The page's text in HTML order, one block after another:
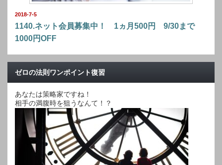
2018-7-5
1140.ネット会員募集中！ 1ヵ月500円 9/30まで
1000円OFF
ゼロの法則ワンポイント復習
あなたは策略家ですね！
相手の満腹時を狙うなんて！？